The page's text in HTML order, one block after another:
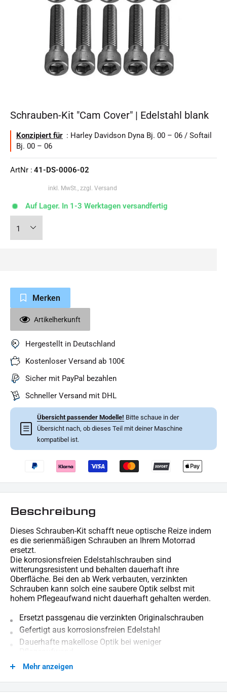
Schrauben-Kit "Cam Cover" | Edelstahl blank
Konzipiert für : Harley Davidson Dyna Bj. 00 – 06 / Softail
Bj. 00 – 06
ArtNr : 41-DS-0006-02
inkl. MwSt., zzgl. Versand
Auf Lager. In 1-3 Werktagen versandfertig
Merken
Artikelherkunft
Hergestellt in Deutschland
Kostenloser Versand ab 100€
Sicher mit PayPal bezahlen
Schneller Versand mit DHL
☰
Übersicht passender Modelle! Bitte schaue in der
Übersicht nach, ob dieses Teil mit deiner Maschine
kompatibel ist.
Beschreibung
Dieses Schrauben-Kit schafft neue optische Reize indem
es die serienmäßigen Schrauben an Ihrem Motorrad
ersetzt.
Die korrosionsfreien Edelstahlschrauben sind
witterungsresistent und behalten dauerhaft ihre
Oberfläche. Bei den ab Werk verbauten, verzinkten
Schrauben kann solch eine saubere Optik selbst mit
hohem Pflegeaufwand nicht dauerhaft gehalten werden.
Ersetzt passgenau die verzinkten Originalschrauben
Gefertigt aus korrosionsfreien Edelstahl
Dauerhafte makellose Optik bei weniger
Für technische Auskünfte stehen wir gern zur Verfügung.
Mehr anzeigen